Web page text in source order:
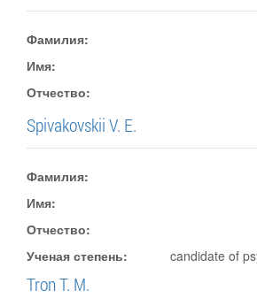
Фамилия:
Имя:
Отчество:
Spivakovskii V. E.
Фамилия:
Имя:
Отчество:
Ученая степень:
candidate of
Tron T. M.